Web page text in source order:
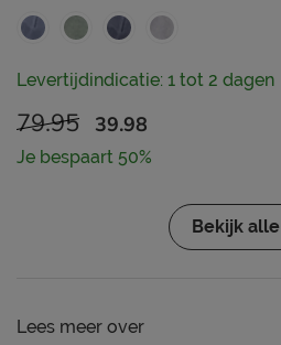
Levertijdindicatie: 1 tot 2 dagen
79.95 39.98
Je bespaart 50%
Bekijk alle
Lees meer over